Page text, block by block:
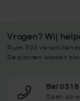
Vragen? Wij
Ruim 500
De planten worden
Bel
Open op